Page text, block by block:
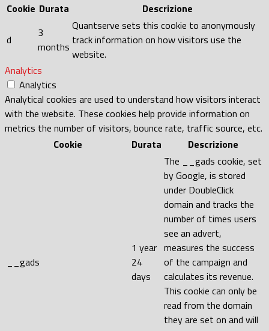
Cookie Durata Descrizione
d
3
months
Quantserve sets this cookie to anonymously
track information on how visitors use the
website.
Analytics
Analytics
Analytical cookies are used to understand how visitors interact
with the website. These cookies help provide information on
metrics the number of visitors, bounce rate, traffic source, etc.
Cookie
Durata Descrizione
__gads
1 year
24
days
The __gads cookie, set
by Google, is stored
under DoubleClick
domain and tracks the
number of times users
see an advert,
measures the success
of the campaign and
calculates its revenue.
This cookie can only be
read from the domain
they are set on and will